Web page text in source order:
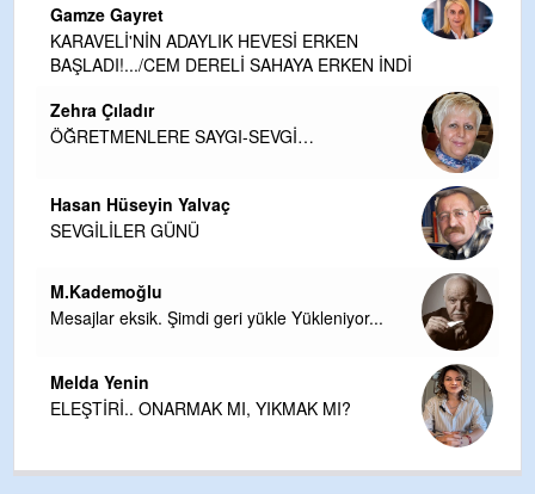
Gamze Gayret
KARAVELİ'NİN ADAYLIK HEVESİ ERKEN
BAŞLADI!.../CEM DERELİ SAHAYA ERKEN İNDİ
Zehra Çıladır
ÖĞRETMENLERE SAYGI-SEVGİ…
Hasan Hüseyin Yalvaç
SEVGİLİLER GÜNÜ
M.Kademoğlu
Mesajlar eksik. Şimdi geri yükle Yükleniyor...
Melda Yenin
ELEŞTİRİ.. ONARMAK MI, YIKMAK MI?